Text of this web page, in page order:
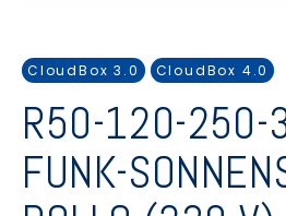
CloudBox 3.0 CloudBox 4.0
R50-120-250-
FUNK-